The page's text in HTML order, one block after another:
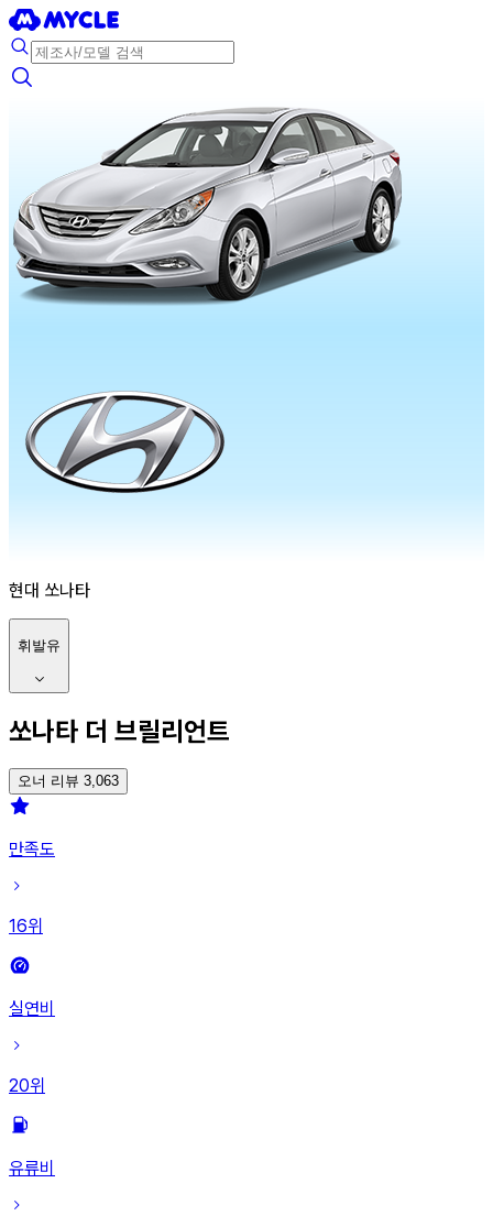
현대 쏘나타
휘발유
쏘나타 더 브릴리언트
오너 리뷰 3,063
만족도
16위
실연비
20위
유류비